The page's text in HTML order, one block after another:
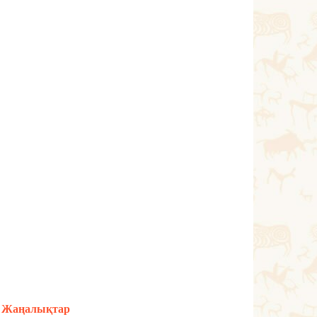
Жаңалықтар